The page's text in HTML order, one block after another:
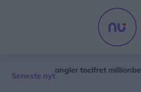
Seneste nyt
mangler tocifret millionbeløb